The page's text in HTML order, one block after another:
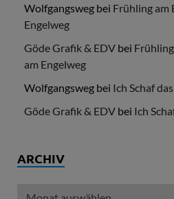
Wolfgangsweg bei Frühling am
Engelweg
Göde Grafik & EDV bei
am Engelweg
Wolfgangsweg bei Ich Schaf
Göde Grafik & EDV bei Ich
ARCHIV